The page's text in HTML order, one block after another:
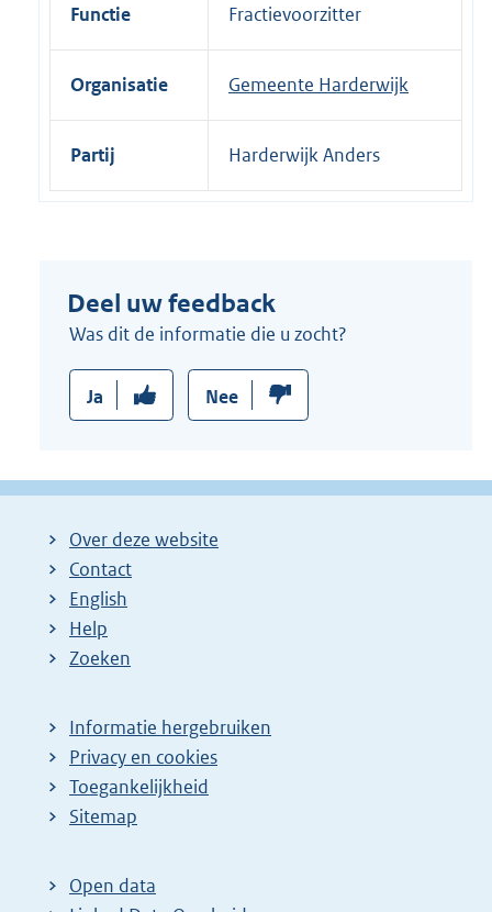
Functie Fractievoorzitter
Organisatie Gemeente Harderwijk
Partij Harderwijk Anders
Deel uw feedback
Was dit de informatie die u zocht?
Ja Nee
Over deze website
Contact
English
Help
Zoeken
Informatie hergebruiken
Privacy en cookies
Toegankelijkheid
Sitemap
Open data